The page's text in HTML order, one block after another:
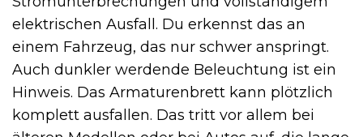
elektrischen Ausfall. Du erkennst das an
einem Fahrzeug, das nur schwer anspringt.
Auch dunkler werdende Beleuchtung ist ein
Hinweis. Das Armaturenbrett kann plötzlich
komplett ausfallen. Das tritt vor allem bei